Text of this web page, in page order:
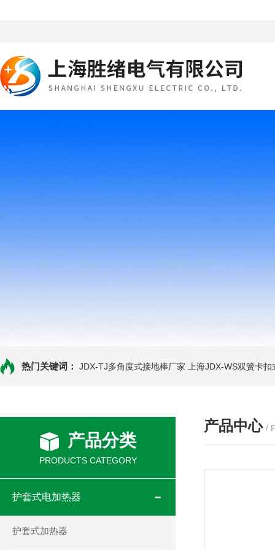
热门关键词： JDX-TJ多角度式接地棒厂家 上海JDX-WS双簧卡
产品分类
PRODUCTS CATEGORY
护套式电加热器
护套式加热器
产品中心 /